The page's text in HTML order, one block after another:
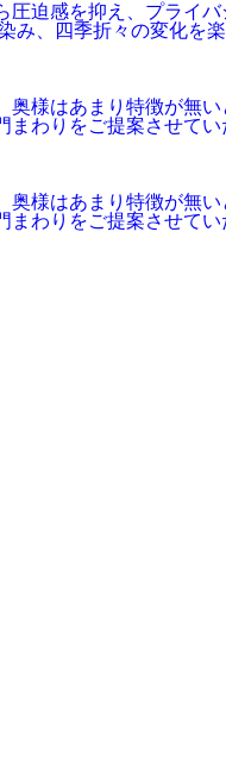
迫感を抑え、プライ
み、四季折々の変化を
様はあまり特徴が無
まわりをご提案させて
様はあまり特徴が無
まわりをご提案させて